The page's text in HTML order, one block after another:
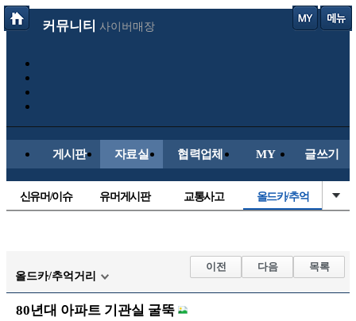
커뮤니티 사이버매장
게시판 자료실 협력업체 MY 글쓰기
신유머/이슈 유머게시판 교통사고 올드카/추억
레이싱모델 자유사진
군사/무기 트럭/버스
장착시공사진
올드카/추억거리
이전 다음 목록
80년대 아파트 기관실 굴뚝